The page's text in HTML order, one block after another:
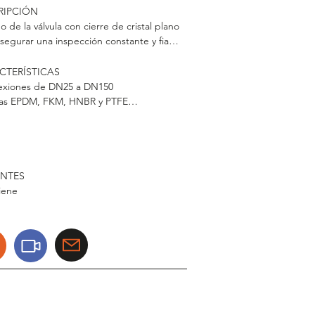
de la válvula con cierre de cristal plano
una inspección constante y fiable
de DN25 a DN150
EPDM, FKM, HNBR y PTFE